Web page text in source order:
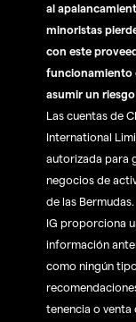
al
minoristas
con este
funcionamiento
asumir un
Las cuentas de
International
autorizada para
negocios de
de las Bermudas.
IG proporciona
información
como ningún
tenencia o venta